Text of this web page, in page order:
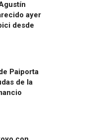
ayer
desde
Paiporta
de la